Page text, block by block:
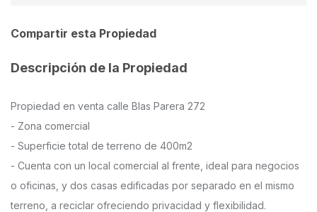
Compartir esta Propiedad
Descripción de la Propiedad
Propiedad en venta calle Blas Parera 272
- Zona comercial
- Superficie total de terreno de 400m2
- Cuenta con un local comercial al frente, ideal para negocios
o oficinas, y dos casas edificadas por separado en el mismo
terreno, a reciclar ofreciendo privacidad y flexibilidad.